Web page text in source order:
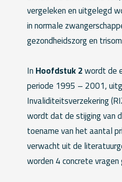
vergeleken en uitgelegd
in normale
gezondheidszorg en
InHoofdstuk 2wordt de
periode 1995 – 2001,
Invaliditeitsverzekering
wordt dat de stijging van
toename van het aantal
verwacht uit de
worden 4 concrete